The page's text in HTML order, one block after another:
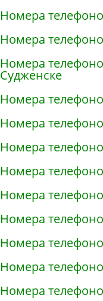
Номера
Номера
Номера
Судженске
Номера
Номера
Номера
Номера
Номера
Номера
Номера
Номера
Номера